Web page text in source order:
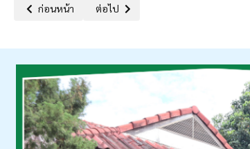
เนื้อหาก่อนหน้า: รายงานผลการดำเนินการตามมาตรกา
ก่อนหน้า เนื้อหาถัดไป: รายงานผลการประเมินร
ต่อไป